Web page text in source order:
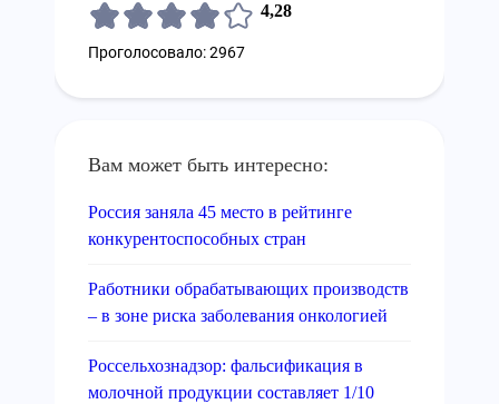
4,28
Проголосовало: 2967
Вам может быть интересно:
Россия заняла 45 место в рейтинге
конкурентоспособных стран
Работники обрабатывающих производств
– в зоне риска заболевания онкологией
Россельхознадзор: фальсификация в
молочной продукции составляет 1/10